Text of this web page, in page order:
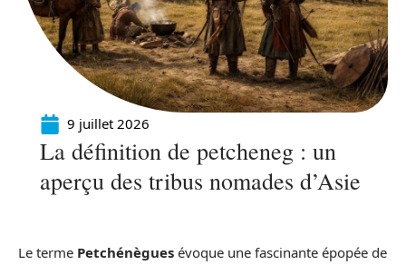
9 juillet 2026
La définition de petcheneg : un
aperçu des tribus nomades d’Asie
Le terme Petchénègues évoque une fascinante épopée de